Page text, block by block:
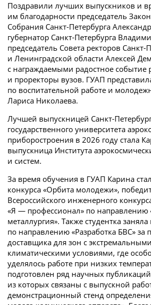
Поздравили лучших выпускников и
им благодарности председатель
Собрания Санкт-Петербурга
губернатор Санкт-Петербурга
председатель Совета ректоров Санкт-
и Ленинградской области Алексей
с награждаемыми радостное событие
и проректоры вузов. ГУАП
по воспитательной работе и
Лариса Николаева.
Лучшей выпускницей Санкт-
государственного университета
приборостроения в 2026 году стала
выпускница Института
и систем.
За время обучения в ГУАП Карина
конкурса «Орбита молодежи»,
Всероссийского инженерного
«Я — профессионал» по направлению
металлургия». Также студентка
по направлению «Разработка БВС» за
доставщика для зон с экстремальными
климатическими условиями, где
уделялось работе при низких
подготовлен ряд научных
из которых связаны с выпускной
демонстрационный стенд